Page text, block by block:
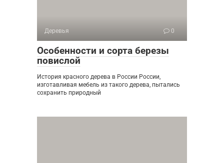
Деревья 0
Особенности и сорта березы
повислой
История красного дерева в России России,
изготавливая мебель из такого дерева, пытались
сохранить природный